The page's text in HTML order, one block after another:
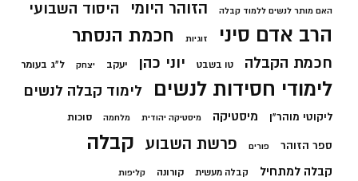
האם מותר לנשים ללמוד קבלה הזוהר היומי היסוד השבועי
הרב אדם סיני זוגיות חכמת הנסתר
חכמת הקבלה טו בשבט יוני כהן יעקב יצחק ל"ג בעומר
לימודי חסידות לנשים לימוד קבלה לנשים
ליקוטי מוהר"ן מיסטיקה מיסטיקה יהודית מלחמה סוכות
ספר הזוהר פורים פרשת השבוע קבלה
קבלה למתחיל קבלה מעשית קורונה קליפות